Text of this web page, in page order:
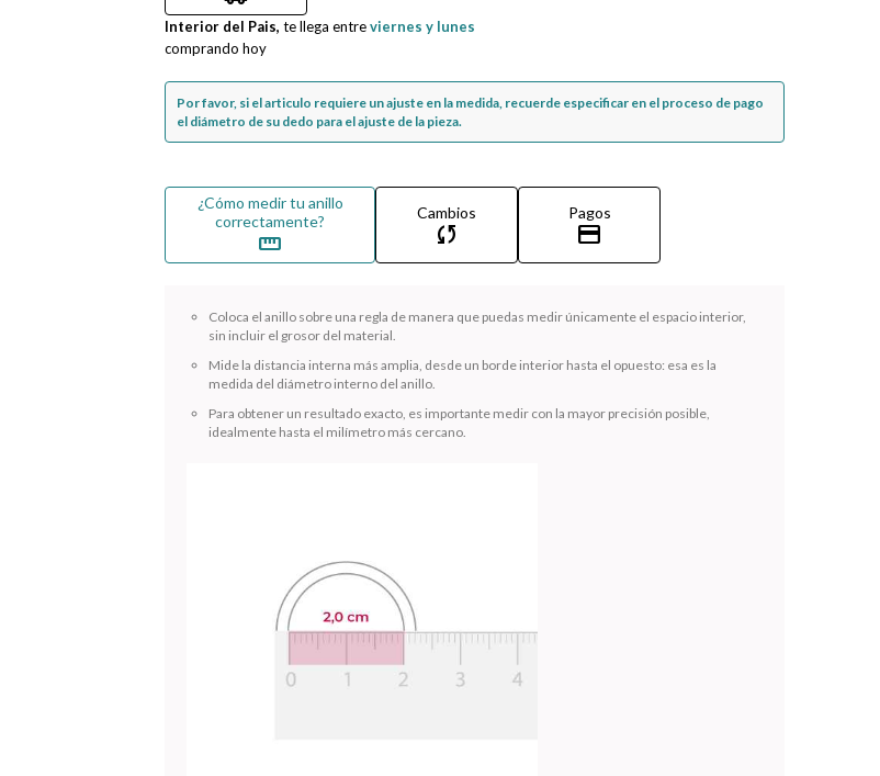
Interior del Pais, te llega entreviernes y lunes
comprando hoy
Por favor, si el articulo requiere un ajuste en la medida, recuerde especificar en el proceso de pago
el diámetro de su dedo para el ajuste de la pieza.
¿Cómo medir tu anillo
correctamente?
straighten
Cambios
sync
Pagos
credit_card
Coloca el anillo sobre una regla de manera que puedas medir únicamente el espacio interior,
sin incluir el grosor del material.
Mide la distancia interna más amplia, desde un borde interior hasta el opuesto: esa es la
medida del diámetro interno del anillo.
Para obtener un resultado exacto, es importante medir con la mayor precisión posible,
idealmente hasta el milímetro más cercano.
¡Sumate a la forma más ágil de comprar!